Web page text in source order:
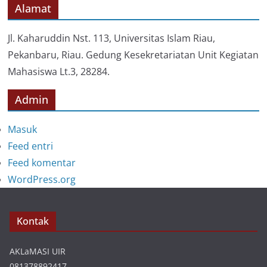
r
i
Alamat
Jl. Kaharuddin Nst. 113, Universitas Islam Riau,
Pekanbaru, Riau. Gedung Kesekretariatan Unit Kegiatan
Mahasiswa Lt.3, 28284.
Admin
Masuk
Feed entri
Feed komentar
WordPress.org
Kontak
AKLaMASI UIR